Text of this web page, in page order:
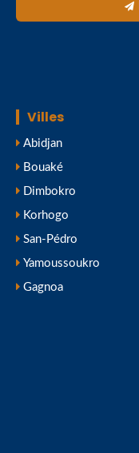
Villes
Abidjan
Bouaké
Dimbokro
Korhogo
San-Pédro
Yamoussoukro
Gagnoa